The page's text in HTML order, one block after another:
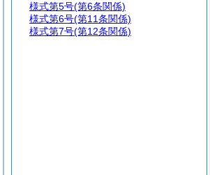
様式第5号(第6条関係)
様式第6号(第11条関係)
様式第7号(第12条関係)